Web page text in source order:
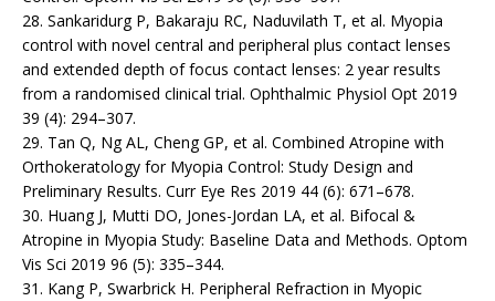
28. Sankaridurg P, Bakaraju RC, Naduvilath T, et al. Myopia
control with novel central and peripheral plus contact lenses
and extended depth of focus contact lenses: 2 year results
from a randomised clinical trial. Ophthalmic Phy­siol Opt 2019
39 (4): 294–307.
29. Tan Q, Ng AL, Cheng GP, et al. Combined Atropine with
Orthokeratology for Myopia Control: Study Design and
Preliminary Results. Curr Eye Res 2019 44 (6): 671–678.
30. Huang J, Mutti DO, Jones-Jordan LA, et al. Bifocal &
Atropine in Myopia Study: Baseline Data and Methods. Optom
Vis Sci 2019 96 (5): 335–344.
31. Kang P, Swarbrick H. Peripheral Refraction in Myo­pic